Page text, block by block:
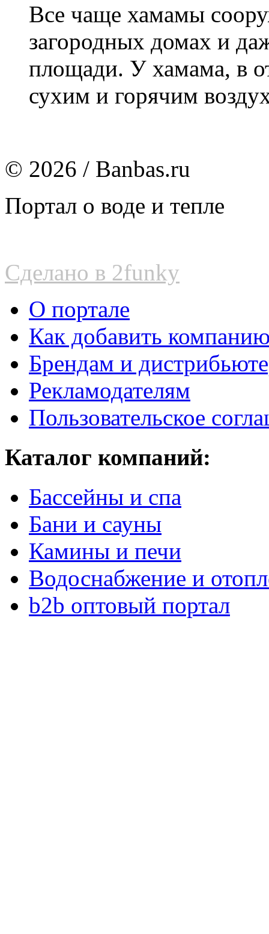
Все чаще хамамы
загородных домах и
площади. У хамама, в
сухим и горячим
© 2026 / Banbas.ru
Портал о воде и тепле
Сделано в 2funky
О портале
Как добавить
Брендам и
Рекламодателям
Пользовательское
Каталог компаний:
Бассейны и спа
Бани и сауны
Камины и печи
Водоснабжение и
b2b оптовый портал